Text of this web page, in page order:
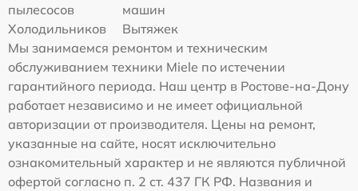
пылесосов
машин
Холодильников
Вытяжек
Мы занимаемся ремонтом и техническим
обслуживанием техники Miele по истечении
гарантийного периода. Наш центр в Ростове-на-Дону
работает независимо и не имеет официальной
авторизации от производителя. Цены на ремонт,
указанные на сайте, носят исключительно
ознакомительный характер и не являются публичной
офертой согласно п. 2 ст. 437 ГК РФ. Названия и